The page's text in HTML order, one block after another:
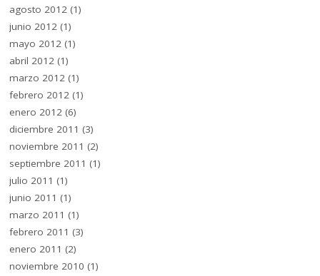
agosto 2012 (1)
junio 2012 (1)
mayo 2012 (1)
abril 2012 (1)
marzo 2012 (1)
febrero 2012 (1)
enero 2012 (6)
diciembre 2011 (3)
noviembre 2011 (2)
septiembre 2011 (1)
julio 2011 (1)
junio 2011 (1)
marzo 2011 (1)
febrero 2011 (3)
enero 2011 (2)
noviembre 2010 (1)